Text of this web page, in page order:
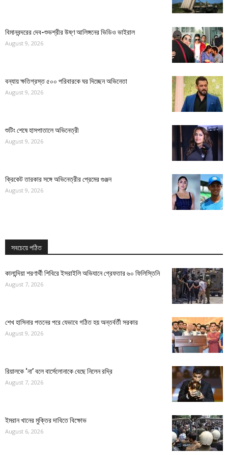
বিমানবন্দরের দেব-শুভশ্রীর উষ্ণ আলিঙ্গনের ভিডিও ভাইরাল
August 9, 2026
বন্যায় ক্ষতিগ্রস্ত ৫০০ পরিবারকে ঘর দিচ্ছেন অভিনেতা
August 9, 2026
শুটিং শেষে হাসপাতালে অভিনেত্রী
August 9, 2026
ক্রিকেট তারকার সঙ্গে অভিনেত্রীর প্রেমের গুঞ্জন
August 9, 2026
সবচেয়ে পঠিত
কালান্দিয়া শরণার্থী শিবিরে ইসরাইলি অভিযানে গ্রেফতার ৬০ ফিলিস্তিনি
August 7, 2026
শেখ হাসিনার পতনের পরে যেভাবে গঠিত হয় অন্তর্বর্তী সরকার
August 9, 2026
রিয়ালকে ‘না’ বলে বার্সেলোনাকে বেছে নিলেন রদ্রি
August 7, 2026
ইমরান খানের মুক্তির দাবিতে বিক্ষোভ
August 6, 2026